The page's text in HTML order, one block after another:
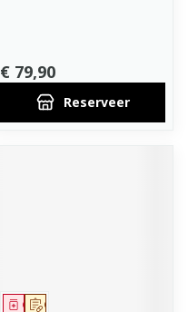
€ 79,90
Reserveer
Op voorschrift
Geneesmiddel